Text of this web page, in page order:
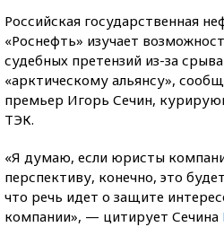
Российская государственная
«Роснефть» изучает
судебных претензий из-за
«арктическому альянсу»,
премьер Игорь Сечин,
ТЭК.
«Я думаю, если юристы
перспективу, конечно, это
что речь идет о защите
компании», — цитирует Сечина